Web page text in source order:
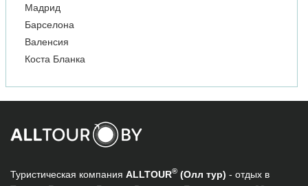
Мадрид
Барселона
Валенсия
Коста Бланка
Туристическая компания ALLTOUR® (Олл тур) - отдых в